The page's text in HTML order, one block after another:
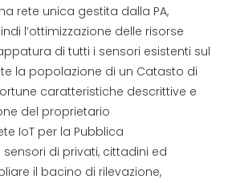
rete unica gestita dalla PA,
l’ottimizzazione delle risorse
di tutti i sensori esistenti sul
la popolazione di un Catasto di
caratteristiche descrittive e
del proprietario
IoT per la Pubblica
di privati, cittadini ed
il bacino di rilevazione,